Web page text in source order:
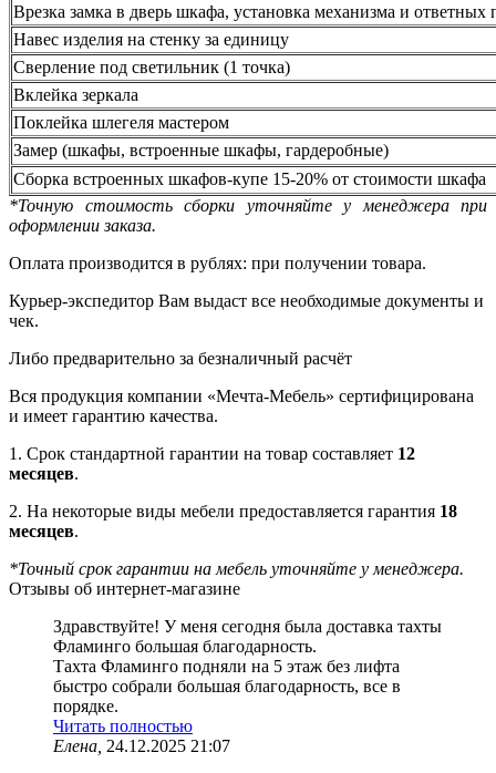
Врезка замка в дверь шкафа, установка механизма и ответных
Навес изделия на стенку за единицу
Сверление под светильник (1 точка)
Вклейка зеркала
Поклейка шлегеля мастером
Замер (шкафы, встроенные шкафы, гардеробные)
Сборка встроенных шкафов-купе 15-20% от стоимости шкафа
*Точную стоимость сборки уточняйте у менеджера при
оформлении заказа.
Оплата производится в рублях: при получении товара.
Курьер-экспедитор Вам выдаст все необходимые документы и
чек.
Либо предварительно за безналичный расчёт
Вся продукция компании «Мечта-Мебель» сертифицирована
и имеет гарантию качества.
1. Срок стандартной гарантии на товар составляет 12
месяцев.
2. На некоторые виды мебели предоставляется гарантия 18
месяцев.
*Точный срок гарантии на мебель уточняйте у менеджера.
Отзывы об интернет-магазине
Здравствуйте! У меня сегодня была доставка тахты
Фламинго большая благодарность.
Тахта Фламинго подняли на 5 этаж без лифта
быстро собрали большая благодарность, все в
порядке.
Читать полностью
Елена, 24.12.2025 21:07